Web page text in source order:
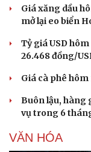
Giá xăng dầu
mở lại eo biển
Tỷ giá USD
26.468 đồng/
Giá cà phê
Buôn lậu, hàng
vụ trong 6
VĂN HÓA